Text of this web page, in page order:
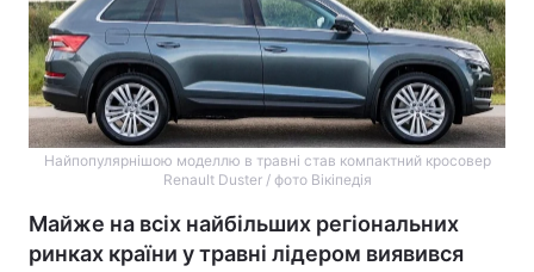
Найпопулярнішою моделлю в травні став компактний кросовер
Renault Duster / фото Вікіпедія
Майже на всіх найбільших регіональних
ринках країни у травні лідером виявився